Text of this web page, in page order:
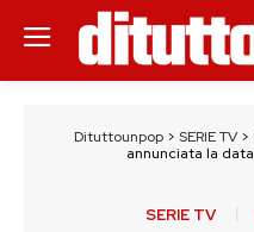
Dituttounpop > SERIE TV >
annunciata la
SERIE TV